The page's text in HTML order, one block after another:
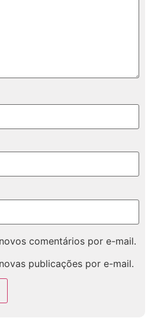
comentários por e-mail.
publicações por e-mail.